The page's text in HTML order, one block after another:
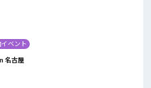
ベント
名古屋